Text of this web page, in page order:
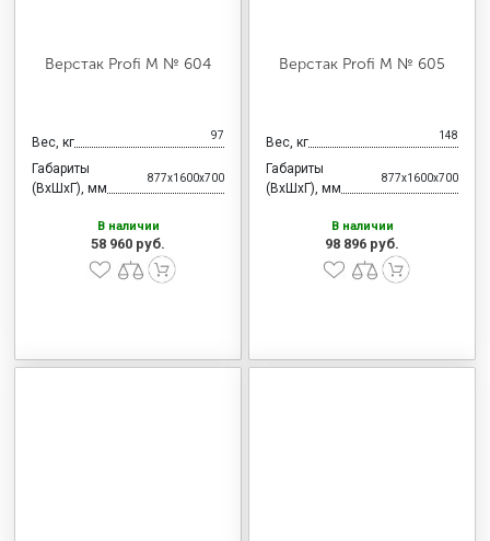
Верстак Profi M № 604
Вес, кг 97
Габариты
(ВхШхГ), мм
877x1600x700
В наличии
58 960 руб.
Верстак Profi M № 605
Вес, кг 148
Габариты
(ВхШхГ), мм
877x1600x700
В наличии
98 896 руб.